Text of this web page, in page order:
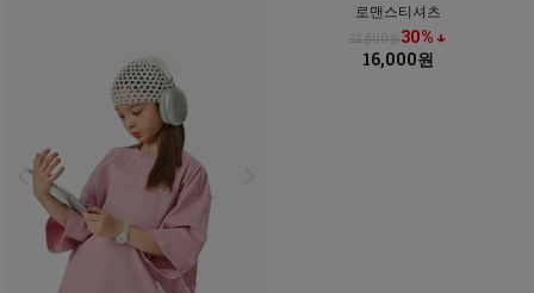
로맨스티셔츠
22,800원30% ↓
16,000원